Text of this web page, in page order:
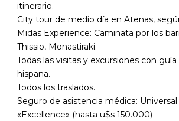
itinerario.
City tour de medio día en Atenas,
Midas Experience: Caminata por los
Thissio, Monastiraki.
Todas las visitas y excursiones con guía
hispana.
Todos los traslados.
Seguro de asistencia médica:
«Excellence» (hasta u$s 150.000)